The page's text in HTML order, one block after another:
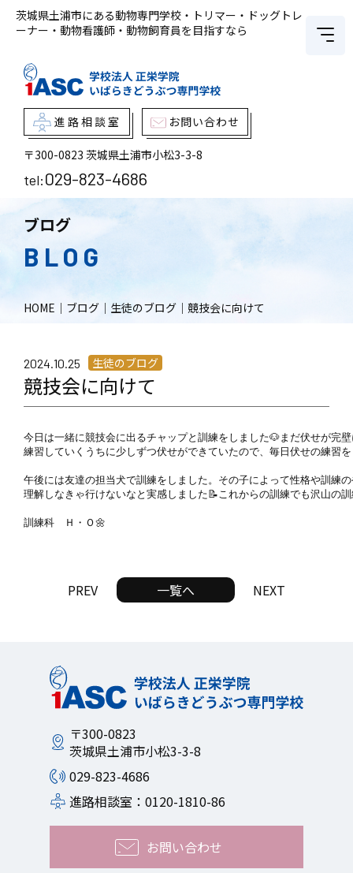
茨城県土浦市にある動物専門学校・トリマー・ドッグトレ
ーナー・動物看護師・動物飼育員を目指すなら
進路相談室 お問い合わせ
〒300-0823 茨城県土浦市小松3-3-8
tel:029-823-4686
ブログ
BLOG
HOME ｜ ブログ ｜ 生徒のブログ ｜ 競技会に向けて
2024.10.25 生徒のブログ
競技会に向けて
今日は一緒に競技会に出るチャップと訓練をしました🐶まだ伏せが完
練習していくうちに少しずつ伏せができていたので、毎日伏せの練習
午後には友達の担当犬で訓練をしました。その子によって性格や訓練
理解しなきゃ行けないなと実感しました📝これからの訓練でも沢山の
訓練科　Ｈ・Ｏ🌼
PREV 一覧へ NEXT
〒300-0823
茨城県土浦市小松3-3-8
029-823-4686
進路相談室：0120-1810-86
お問い合わせ